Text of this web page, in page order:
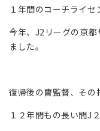
１年間のコーチライセ
今年、J2リーグの京
ました。
復帰後の曺監督、その
１２年間もの長い間J